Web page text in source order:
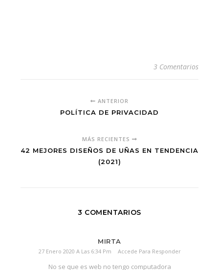
3 Comentarios
ANTERIOR
POLÍTICA DE PRIVACIDAD
MÁS RECIENTES
42 MEJORES DISEÑOS DE UÑAS EN TENDENCIA
(2021)
3 COMENTARIOS
MIRTA
27 Enero 2020 A Las 6:34 Pm Accede Para Responder
No se que es web no tengo computadora